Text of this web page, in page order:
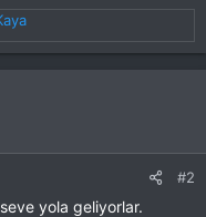
#2
yola geliyorlar.